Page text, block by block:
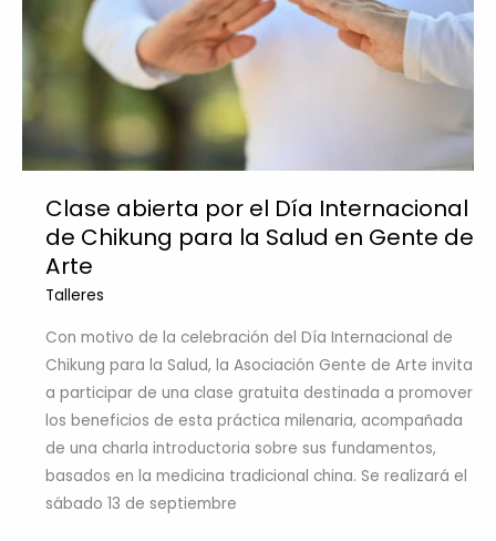
Clase abierta por el Día Internacional
de Chikung para la Salud en Gente de
Arte
Talleres
Con motivo de la celebración del Día Internacional de
Chikung para la Salud, la Asociación Gente de Arte invita
a participar de una clase gratuita destinada a promover
los beneficios de esta práctica milenaria, acompañada
de una charla introductoria sobre sus fundamentos,
basados en la medicina tradicional china. Se realizará el
sábado 13 de septiembre